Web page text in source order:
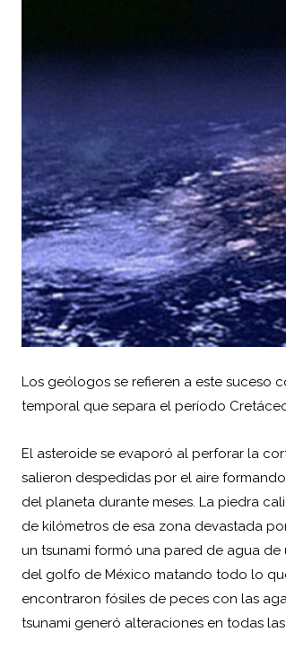
Los geólogos se refieren a este suceso
temporal que separa el período
El asteroide se evaporó al perforar la
salieron despedidas por el aire
del planeta durante meses. La piedra
de kilómetros de esa zona devastada
un tsunami formó una pared de agua
del golfo de México matando todo lo
encontraron fósiles de peces con las
tsunami generó alteraciones en todas